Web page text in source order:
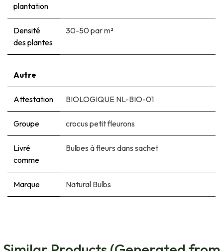
plantation
Densité
des plantes
30-50 par m²
Autre
Attestation BIOLOGIQUE NL-BIO-01
Groupe crocus petit fleurons
Livré
comme
Bulbes à fleurs dans sachet
Marque Natural Bulbs